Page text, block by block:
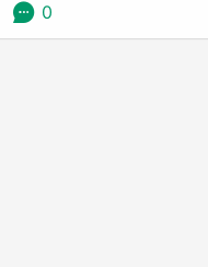
日向翔陽
メ『ハイ
0